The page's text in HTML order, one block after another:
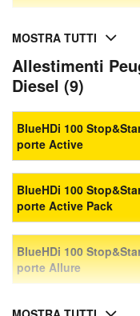
MOSTRA TUTTI
Allestimenti
Diesel (9)
BlueHDi 100
porte Active
BlueHDi 100
porte Active Pack
BlueHDi 100
porte Allure